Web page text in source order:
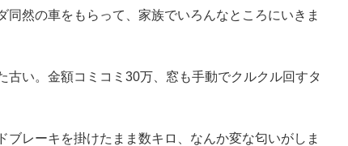
然の車をもらって、家族でいろんなところにいきま
い。金額コミコミ30万、窓も手動でクルクル回すタ
レーキを掛けたまま数キロ、なんか変な匂いがしま